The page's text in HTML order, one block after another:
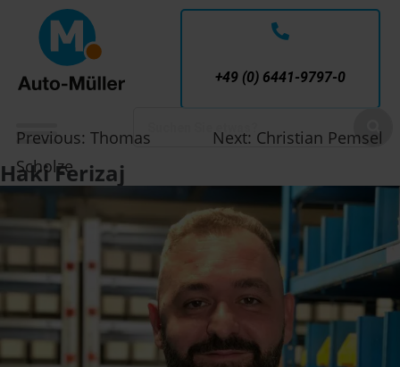
Haki Ferizaj
Previous: Thomas
Scholze
Next: Christian Pemsel
+49 (0) 6441-9797-0